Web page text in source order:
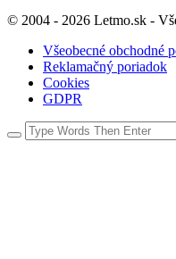
© 2004 - 2026 Letmo.sk -
Všeobecné obchodné
Reklamačný poriadok
Cookies
GDPR